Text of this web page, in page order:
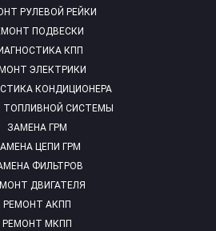
РУЛЕВОЙ РЕЙКИ
ПОДВЕСКИ
КПП
ЭЛЕКТРИКИ
КОНДИЦИОНЕРА
ТОПЛИВНОЙ СИСТЕМЫ
ЗАМЕНА ГРМ
ЦЕПИ ГРМ
ФИЛЬТРОВ
ДВИГАТЕЛЯ
РЕМОНТ АКПП
РЕМОНТ МКПП